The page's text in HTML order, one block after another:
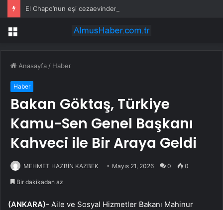
Menü
Anasayfa / Haber
Haber
Bakan Göktaş, Türkiye
Kamu-Sen Genel Başkanı
Kahveci ile Bir Araya Geldi
MEHMET HAZBİN KAZBEK Mayıs 21, 2026 0 0
Bir dakikadan az
(ANKARA)- Aile ve Sosyal Hizmetler Bakanı Mahinur